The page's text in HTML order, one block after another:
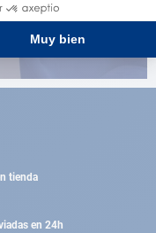
tienda
en 24h